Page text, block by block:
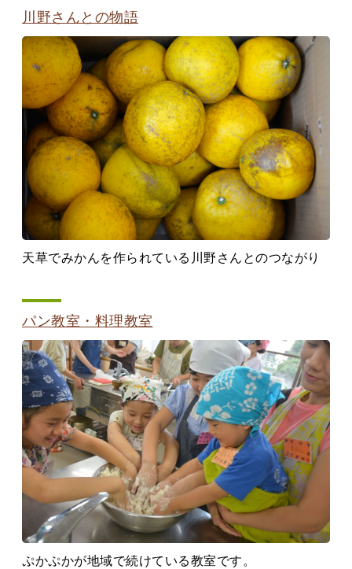
川野さんとの物語
天草でみかんを作られている川野さんとのつながり
パン教室・料理教室
ぷかぷかが地域で続けている教室です。